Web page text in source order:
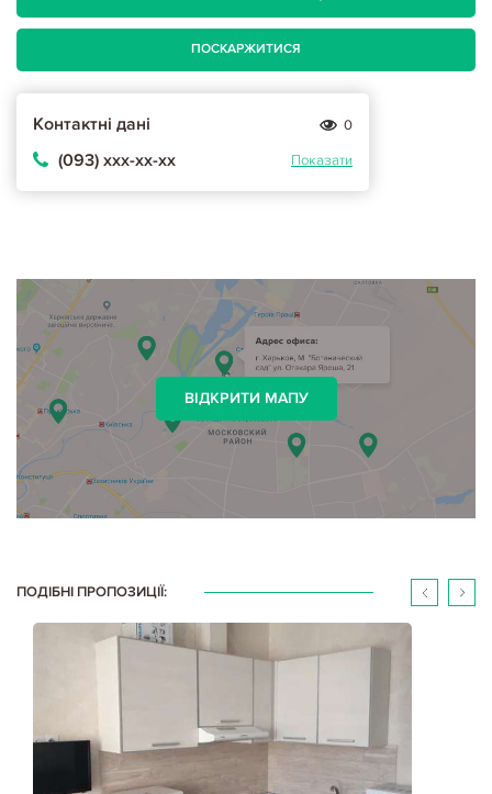
ПОСКАРЖИТИСЯ
Контактні дані 0
(093) ххх-хх-хх Показати
ВІДКРИТИ МАПУ
ПОДІБНІ ПРОПОЗИЦІЇ: